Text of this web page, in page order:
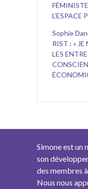
L’ESPACE
Sophie
RIST : « JE
LES
Simone est un
son
des membres
Nous nous